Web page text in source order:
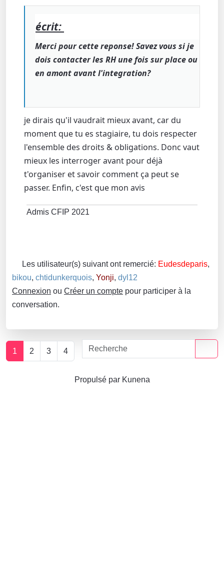
écrit:
Merci pour cette reponse! Savez vous si je
dois contacter les RH une fois sur place ou
en amont avant l'integration?
je dirais qu'il vaudrait mieux avant, car du
moment que tu es stagiaire, tu dois respecter
l'ensemble des droits & obligations. Donc vaut
mieux les interroger avant pour déjà
t'organiser et savoir comment ça peut se
passer. Enfin, c'est que mon avis
Admis CFIP 2021
Les utilisateur(s) suivant ont remercié: Eudesdeparis,
bikou, chtidunkerquois, Yonji, dyl12
Connexion ou Créer un compte pour participer à la
conversation.
1 2 3 4
Propulsé par Kunena